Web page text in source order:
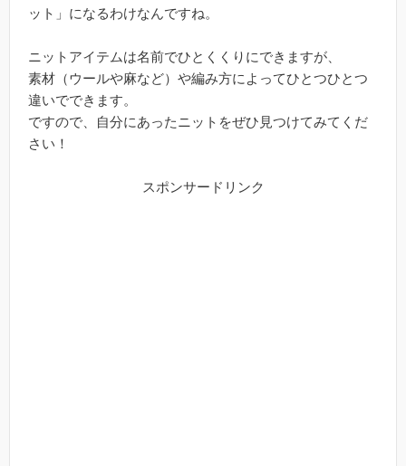
ット」になるわけなんですね。
ニットアイテムは名前でひとくくりにできますが、
素材（ウールや麻など）や編み方によってひとつひとつ
違いでできます。
ですので、自分にあったニットをぜひ見つけてみてくだ
さい！
スポンサードリンク